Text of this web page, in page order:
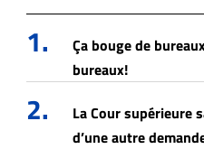
1.
Ça bouge de
bureaux!
2.
La Cour supérieure
d’une autre